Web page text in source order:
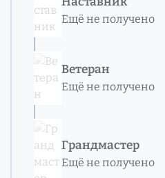
Ещё не получено
Ветеран
Ещё не получено
Грандмастер
Ещё не получено